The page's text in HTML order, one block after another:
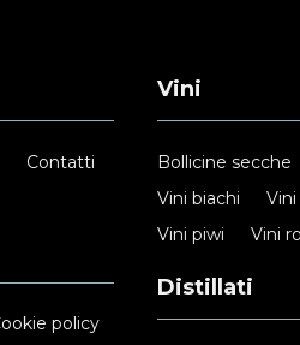
Contatti
policy
Vini
Bollicine secche
Vini biachi
Vini piwi
Vini
Distillati